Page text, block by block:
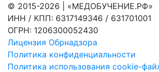
© 2015-2026 | «МЕДОБУЧЕНИЕ.РФ»
ИНН / КПП: 6317149346 / 631701001
ОГРН: 1206300052430
Лицензия Обрнадзора
Политика конфиденциальности
Политика использования cookie-